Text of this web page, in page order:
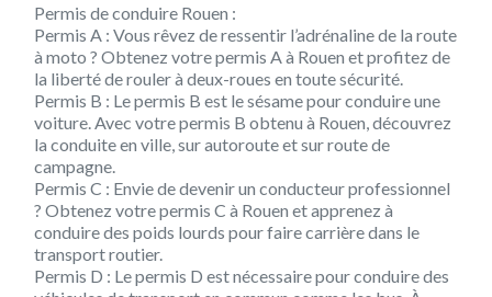
Permis de conduire Rouen :
Permis A : Vous rêvez de ressentir l’adrénaline de la route
à moto ? Obtenez votre permis A à Rouen et profitez de
la liberté de rouler à deux-roues en toute sécurité.
Permis B : Le permis B est le sésame pour conduire une
voiture. Avec votre permis B obtenu à Rouen, découvrez
la conduite en ville, sur autoroute et sur route de
campagne.
Permis C : Envie de devenir un conducteur professionnel
? Obtenez votre permis C à Rouen et apprenez à
conduire des poids lourds pour faire carrière dans le
transport routier.
Permis D : Le permis D est nécessaire pour conduire des